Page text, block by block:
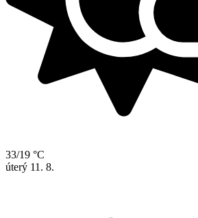
33/19 °C
úterý 11. 8.